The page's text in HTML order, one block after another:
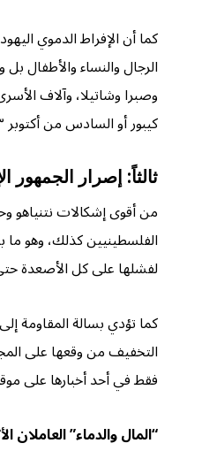
كما أن الإفراط الدموي
الرجال والنساء والأطفال
كيبور أو السادس من أكتوبر ١٩٧٣م المجيد.
ثالثاً: إصرار
من أقوى إشكالات نتنياهو
الفلسطينيين كذلك، وهو ما
لفشلها على كل الأصعدة
كما تؤدي بسالة المقاومة
فقط في أحد أخبارها على
“المال والدماء” العاملان